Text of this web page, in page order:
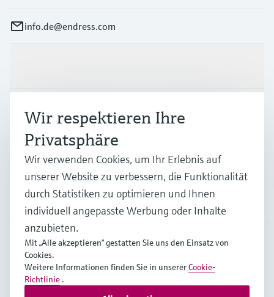
info.de@endress.com
Branchen
Support
Unternehmen
DEU
Wir respektieren Ihre
Privatsphäre
Wir verwenden Cookies, um Ihr Erlebnis auf
unserer Website zu verbessern, die Funktionalität
durch Statistiken zu optimieren und Ihnen
individuell angepasste Werbung oder Inhalte
anzubieten.
Mit „Alle akzeptieren“ gestatten Sie uns den Einsatz von
Cookies.
Weitere Informationen finden Sie in unsererCookie-
Richtlinie .